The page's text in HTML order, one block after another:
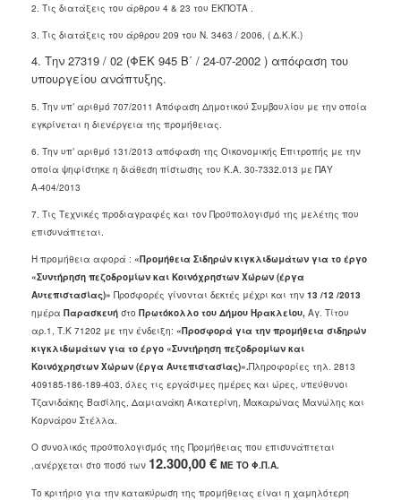
2. Τις διατάξεις του άρθρου 4 & 23 του ΕΚΠΟΤΑ .
3. Τις διατάξεις του άρθρου 209 του Ν. 3463 / 2006, ( Δ.Κ.Κ.)
4. Την 27319 / 02 (ΦΕΚ 945 Β΄ / 24-07-2002 ) απόφαση του
υπουργείου ανάπτυξης.
5. Την υπ’ αριθμό 707/2011 Απόφαση Δημοτικού Συμβουλίου με την οποία
εγκρίνεται η διενέργεια της προμήθειας.
6. Την υπ’ αριθμό 131/2013 απόφαση της Οικονομικής Επιτροπής με την
οποία ψηφίστηκε η διάθεση πίστωσης του Κ.Α. 30-7332.013 με ΠΑΥ
Α-404/2013
7. Τις Τεχνικές προδιαγραφές και τον Προϋπολογισμό της μελέτης που
επισυνάπτεται.
Η προμήθεια αφορά : «Προμήθεια Σιδηρών κιγκλιδωμάτων για το έργο
«Συντήρηση πεζοδρομίων και Κοινόχρηστων Χώρων (έργα
Αυτεπιστασίας)» Προσφορές γίνονται δεκτές μέχρι και την 13 /12 /2013
ημέρα Παρασκευή στο Πρωτόκολλο του Δήμου Ηρακλείου, Αγ. Τίτου
αρ.1, Τ.Κ 71202 με την ένδειξη: «Προσφορά για την προμήθεια σιδηρών
κιγκλιδωμάτων για το έργο «Συντήρηση πεζοδρομίων και
Κοινόχρηστων Χώρων (έργα Αυτεπιστασίας)».Πληροφορίες τηλ. 2813
409185-186-189-403, όλες τις εργάσιμες ημέρες και ώρες, υπεύθυνοι
Τζανιδάκης Βασίλης, Δαμιανάκη Αικατερίνη, Μακαρώνας Μανώλης και
Κορνάρου Στέλλα.
Ο συνολικός προϋπολογισμός της Προμήθειας που επισυνάπτεται
,ανέρχεται στο ποσό των 12.300,00 € ΜΕ ΤΟ Φ.Π.Α.
Το κριτήριο για την κατακύρωση της προμήθειας είναι η χαμηλότερη